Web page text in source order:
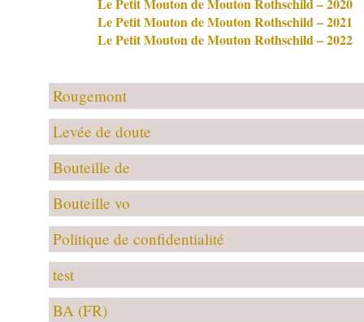
Le Petit Mouton de Mouton Rothschild – 2021
Le Petit Mouton de Mouton Rothschild – 2022
Rougemont
Levée de doute
Bouteille de
Bouteille vo
Politique de confidentialité
test
BA (FR)